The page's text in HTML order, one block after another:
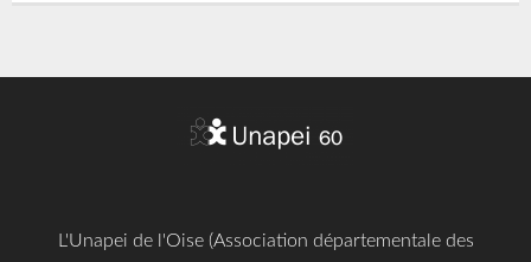
L'Unapei de l'Oise (Association départementale des